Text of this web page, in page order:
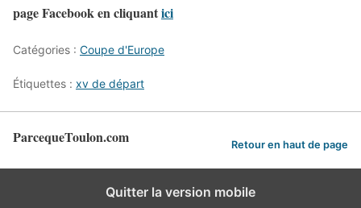
page Facebook en cliquantici
Catégories : Coupe d'Europe
Étiquettes : xv de départ
ParcequeToulon.com Retour en haut de page
Quitter la version mobile